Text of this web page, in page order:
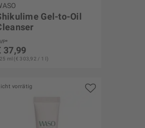
Gel-to-Oil
37,99
ml (€ 303,92 / 1 l)
vorrätig